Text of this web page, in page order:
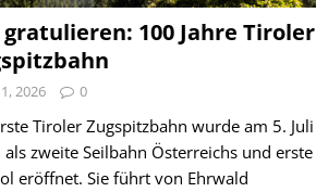
100 Jahre Tiroler
2026 0
Tiroler Zugspitzbahn wurde am 5. Juli
als zweite Seilbahn Österreichs und erste
eröffnet. Sie führt von Ehrwald